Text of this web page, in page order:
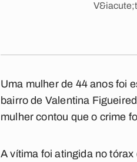
Uma mulher de 44 anos foi
bairro de Valentina
mulher contou que o crime
A vítima foi atingida no